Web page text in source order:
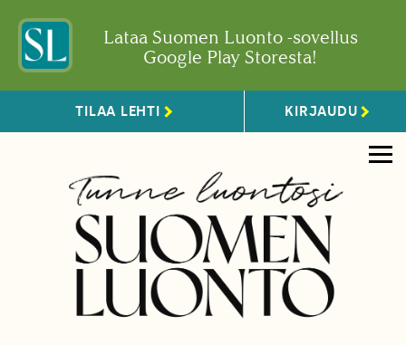
Lataa Suomen Luonto -sovellus
Google Play Storesta!
TILAA LEHTI KIRJAUDU